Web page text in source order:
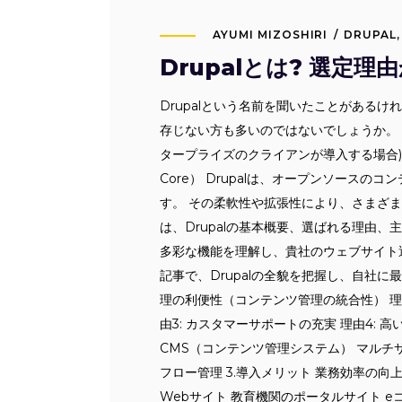
AYUMI MIZOSHIRI DRUPAL
Drupalとは? 選定理由
Drupalという名前を聞いたことがあるけ
存じない方も多いのではないでしょうか
タープライズのクライアンが導入する
Core） Drupalは、オープンソースのコ
す。 その柔軟性や拡張性により、さまざ
は、Drupalの基本概要、選ばれる理由、
多彩な機能を理解し、貴社のウェブサイ
記事で、Drupalの全貌を把握し、自社に
理の利便性（コンテンツ管理の統合性）
由3: カスタマーサポートの充実 理由4: 高
CMS（コンテンツ管理システム） マルチ
フロー管理 3.導入メリット 業務効率の向
Webサイト 教育機関のポータルサイト e